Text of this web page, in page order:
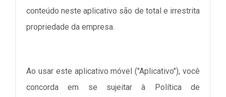
conteúdo neste aplicativo são de total e irrestrita
propriedade da empresa.
Ao usar este aplicativo móvel ("Aplicativo"), você
concorda em se sujeitar à Política de